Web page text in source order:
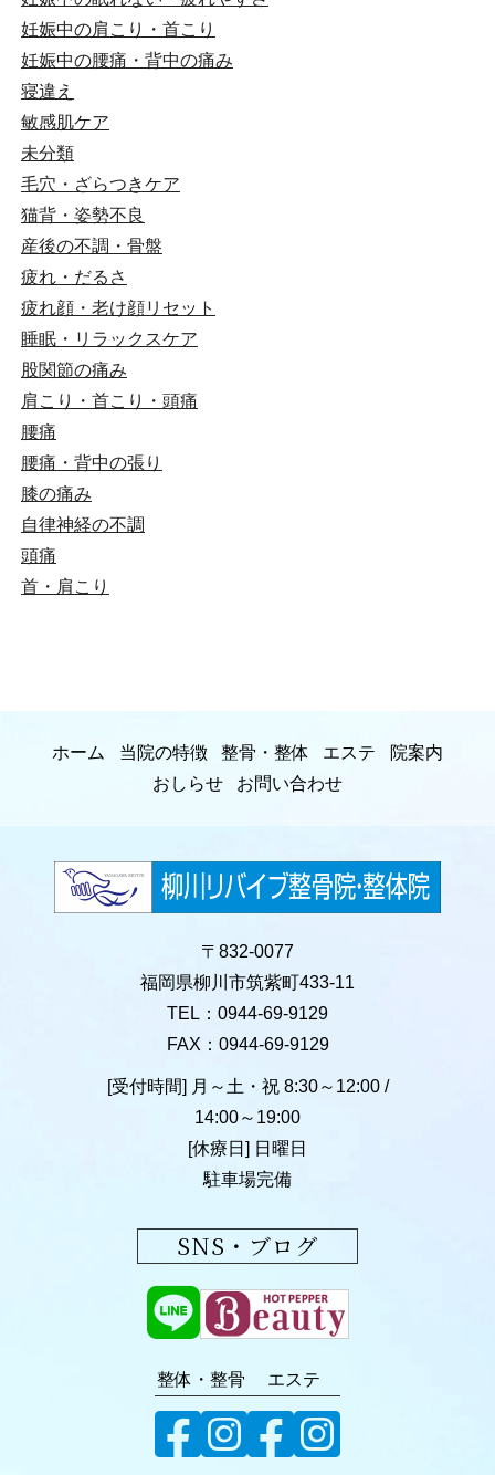
妊娠中の肩こり・首こり
妊娠中の腰痛・背中の痛み
寝違え
敏感肌ケア
未分類
毛穴・ざらつきケア
猫背・姿勢不良
産後の不調・骨盤
疲れ・だるさ
疲れ顔・老け顔リセット
睡眠・リラックスケア
股関節の痛み
肩こり・首こり・頭痛
腰痛
腰痛・背中の張り
膝の痛み
自律神経の不調
頭痛
首・肩こり
ホーム 当院の特徴 整骨・整体 エステ
院案内
おしらせ
お問い合わせ
〒832-0077
福岡県柳川市筑紫町433-11
TEL：0944-69-9129
FAX：0944-69-9129
[受付時間] 月～土・祝 8:30～12:00 /
14:00～19:00
[休療日] 日曜日
駐車場完備
SNS・ブログ
整体・整骨 エステ